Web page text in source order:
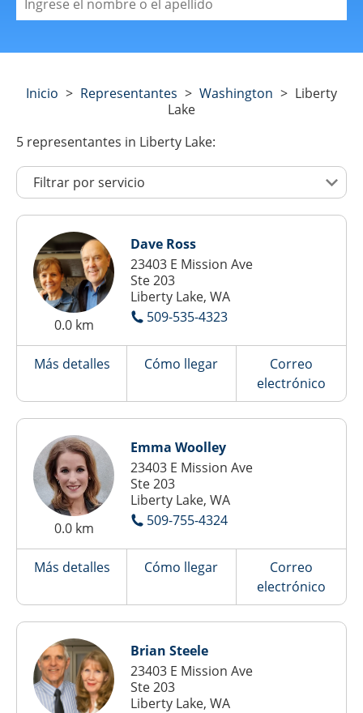
Inicio > Representantes > Washington > Liberty
Lake
5 representantes in Liberty Lake:
0.0 km
Dave Ross
23403 E Mission Ave
Ste 203
Liberty Lake, WA
509-535-4323
Más detalles Cómo llegar
Correo
electrónico
0.0 km
Emma Woolley
23403 E Mission Ave
Ste 203
Liberty Lake, WA
509-755-4324
Más detalles Cómo llegar
Correo
electrónico
Brian Steele
23403 E Mission Ave
Ste 203
Liberty Lake, WA